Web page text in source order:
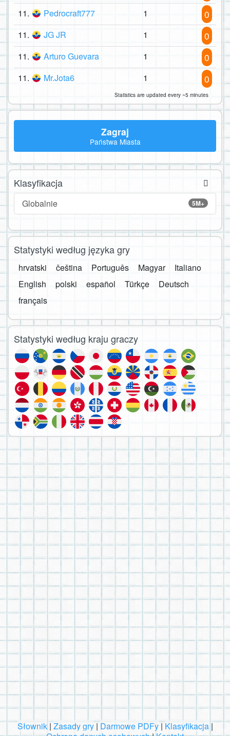
11. Pedrocraft777 1 0
11. JG JR 1 0
11. Arturo Guevara 1 0
11. Mr.Jota6 1 0
Statistics are updated every ~5 minutes
Zagraj
Państwa Miasta
Klasyfikacja
5M+
Globalnie
Statystyki według języka gry
hrvatski čeština Português Magyar
Italiano
English
polski español Türkçe
Deutsch
français
Statystyki według kraju graczy
Słownik|Zasady gry|Darmowe PDFy|Klasyfikacja|